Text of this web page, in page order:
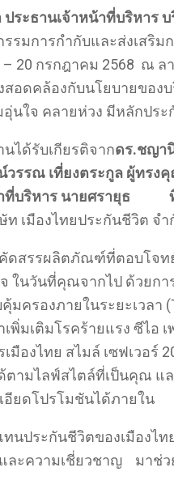
ประธานเจ้าหน้าที่บริหาร
รมการกำกับและส่งเสริ
– 20 กรกฎาคม 2568 ณ
อดคล้องกับนโยบายของ
นใจ คลายห่วง มีหลักปร
ได้รับเกียรติจากดร.ชญา
วรรณ เที่ยงตระกูล ผู้ทรง
ที่บริหาร นายศรายุธ ทิน
เมืองไทยประกันชีวิต จ
ดสรรผลิตภัณฑ์ที่ตอบโจ
ในวันที่คุณจากไป ด้วยก
มครองภายในระยะเวลา
มเติมโรคร้ายแรง ซีไอ เ
เมืองไทย สไมล์ เซฟเวอ
ตามไลฟ์สไตล์ที่เป็นคุณ
อียดโปรโมชันได้ภายใน
นประกันชีวิตของเมืองไ
ละความเชี่ยวชาญ มาช่